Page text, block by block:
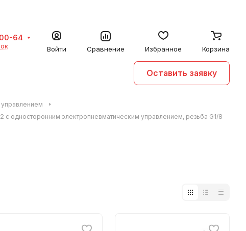
64
Войти Сравнение Избранное Корзина
Оставить заявку
односторонним электропневматическим управлением, резьба G1/8